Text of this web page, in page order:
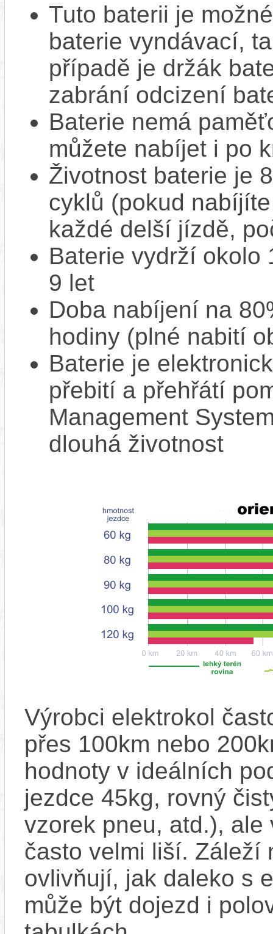
Tuto baterii je
baterie vyndávací,
případě je držák
zabrání odcizení
Baterie nemá
můžete nabíjet i po
Životnost baterie je
cyklů (pokud
každé delší jízdě,
Baterie vydrží okolo
9 let
Doba nabíjení na
hodiny (plné nabití
Baterie je
přebití a přehřátí
Management
dlouhá životnost
Výrobci elektrokol
přes 100km nebo
hodnoty v ideálních
jezdce 45kg, rovný
vzorek pneu, atd.),
často velmi liší. Záleží
ovlivňují, jak daleko s
může být dojezd i